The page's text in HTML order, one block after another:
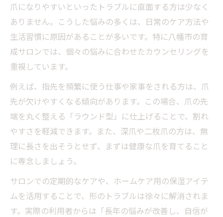
爪になりやすいといったトラブルに直面する方は少なく
ありません。こうした悩みの多くは、日常のケア方法や
生活習慣に原因があることが多いです。特に八幡市の育
成サロンでは、個々の悩みに合わせたカウンセリングを
重視しています。
例えば、指先を頻繁に使う仕事や家事をされる方は、爪
先が欠けやすくなる傾向があります。この場合、爪の先
端を丸く整える「ラウンド型」に仕上げることで、割れ
やすさを軽減できます。また、深爪や二枚爪の方は、無
理に長さを出そうとせず、まずは健康な爪を育てること
に専念しましょう。
サロンでの定期的なケアや、ホームケア用の保湿アイテ
ムを活用することで、形のトラブルは徐々に解消されま
す。実際の利用者からは「長年の悩みが改善し、自信が